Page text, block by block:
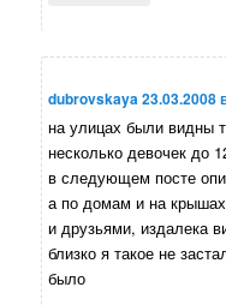
dubrovskaya23.03.2008
на улицах были видны
несколько девочек до
в следующем посте
а по домам и на
и друзьями, издалека
близко я такое не
было